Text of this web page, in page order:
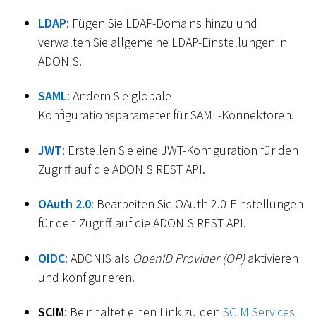
LDAP: Fügen Sie LDAP-Domains hinzu und
verwalten Sie allgemeine LDAP-Einstellungen in
ADONIS.
SAML: Ändern Sie globale
Konfigurationsparameter für SAML-Konnektoren.
JWT: Erstellen Sie eine JWT-Konfiguration für den
Zugriff auf die ADONIS REST API.
OAuth 2.0: Bearbeiten Sie OAuth 2.0-Einstellungen
für den Zugriff auf die ADONIS REST API.
OIDC: ADONIS als OpenID Provider (OP)aktivieren
und konfigurieren.
SCIM: Beinhaltet einen Link zu den SCIM Services